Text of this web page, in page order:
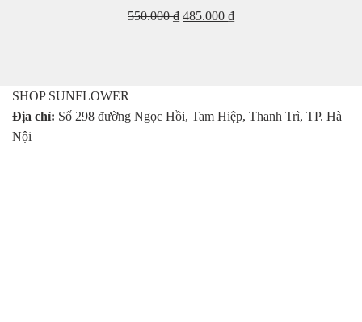
550.000₫ Giá
485.000 ₫Giá
SHOP SUNFLOWER
Địa chỉ: Số 298 đường Ngọc Hồi, Tam Hiệp, Thanh Trì, TP. Hà
Nội